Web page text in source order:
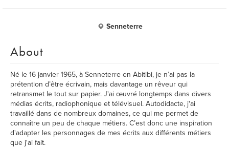
Senneterre
About
Né le 16 janvier 1965, à Senneterre en Abitibi, je n’ai pas la
prétention d’être écrivain, mais davantage un rêveur qui
retransmet le tout sur papier. J'ai œuvré longtemps dans divers
médias écrits, radiophonique et télévisuel. Autodidacte, j'ai
travaillé dans de nombreux domaines, ce qui me permet de
connaître un peu de chaque métiers. C’est donc une inspiration
d'adapter les personnages de mes écrits aux différents métiers
que j'ai fait.